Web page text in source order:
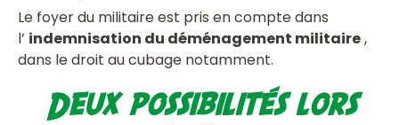
Le foyer du militaire est pris en compte dans
l’ indemnisation du déménagement militaire,
dans le droit au cubage notamment.
Deux possibilités lors